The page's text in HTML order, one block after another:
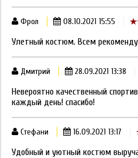
Фрол 08.10.2021 15:55
Улетный костюм. Всем
Дмитрий 28.09.2021 13:38
Невероятно качественный
каждый день! спасибо!
Стефани 16.09.2021 13:17
Удобный и уютный костюм